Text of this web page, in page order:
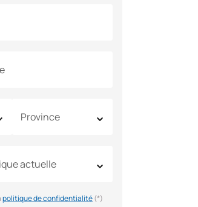
Province
actuelle
politique de confidentialité(*)